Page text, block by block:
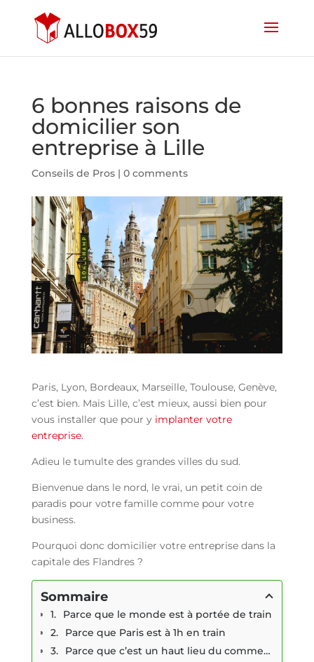
6 bonnes raisons de
domicilier son
entreprise à Lille
Conseils de Pros| 0 comments
Paris, Lyon, Bordeaux, Marseille, Toulouse, Genève,
c’est bien. Mais Lille, c’est mieux, aussi bien pour
vous installer que pour yimplanter votre
entreprise.
Adieu le tumulte des grandes villes du sud.
Bienvenue dans le nord, le vrai, un petit coin de
paradis pour votre famille comme pour votre
business.
Pourquoi donc domicilier votre entreprise dans la
capitale des Flandres ?
Sommaire
Parce que le monde est à portée de train
Parce que Paris est à 1h en train
Parce que c’est un haut lieu du commerce européen